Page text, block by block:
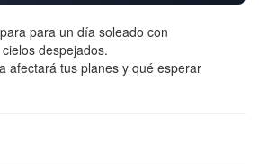
para un día soleado con
despejados.
afectará tus planes y qué esperar